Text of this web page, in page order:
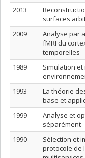
2013
surfaces
2009
Analyse par
fMRI du
temporelles
1989
Simulation
1993
La théorie
base et
1999
Analyse et
séparément
1990
Sélection et
protocole de